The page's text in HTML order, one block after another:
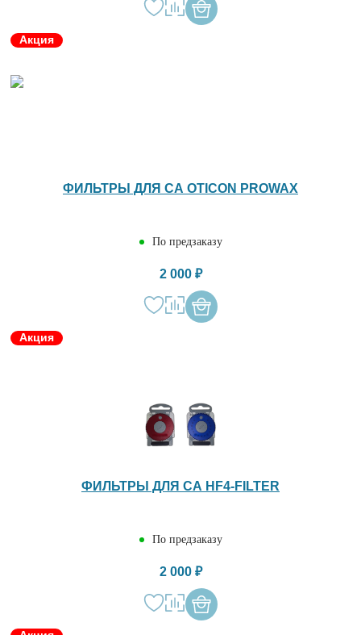
Акция
ФИЛЬТРЫ ДЛЯ СА OTICON PROWAX
По предзаказу
2 000 ₽
Акция
ФИЛЬТРЫ ДЛЯ СА HF4-FILTER
По предзаказу
2 000 ₽